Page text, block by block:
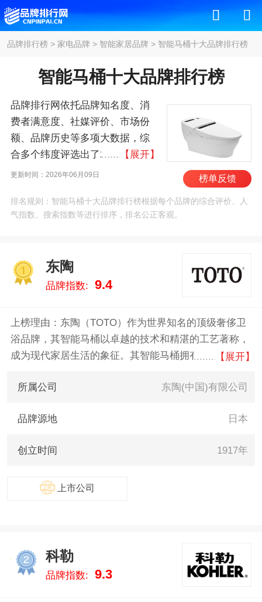
品牌排行榜> 家电品牌 > 智能家居品牌 > 智能马桶十大品牌排行榜
智能马桶十大品牌排行榜
品牌排行网依托品牌知名度、消
费者满意度、社媒评价、市场份
额、品牌历史等多项大数据，综
合多个纬度评选出了2026年智能
马桶十大品牌排行榜，其中前十
勒/KOHLER、唯
宝/Villeroy&Boch、汉斯格
下/Panasonic、高仪/Grohe、德立
菲/DURAVIT、伊奈/INAX、吉博
实的数据告诉您智能马桶什么牌
子好，供您参考。
【展开】
更新时间：2026年06月09日 榜单反馈
排名规则：智能马桶十大品牌排行榜根据每个品牌的综合评价、人
气指数、搜索指数等进行排序，排名公正客观。
东陶
品牌指数: 9.4
上榜理由：东陶（TOTO）作为世界知名的顶级奢侈卫
浴品牌，其智能马桶以卓越的技术和精湛的工艺著称，
成为现代家居生活的象征。其智能马桶拥有自动清洗、
来前所未有的舒适和便捷。
【展开】
所属公司 东陶(中国)有限公司
品牌源地 日本
创立时间 1917年
上市公司
科勒
品牌指数: 9.3